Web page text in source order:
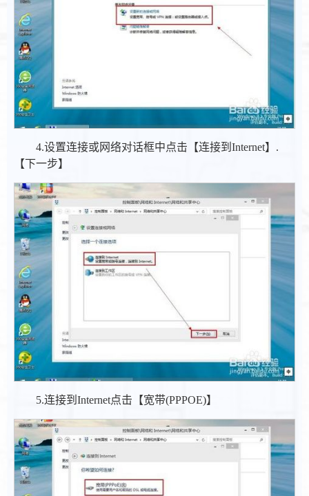
4.设置连接或网络对话框中点击【连接到Internet】.
【下一步】
5.连接到Internet点击【宽带(PPPOE)】